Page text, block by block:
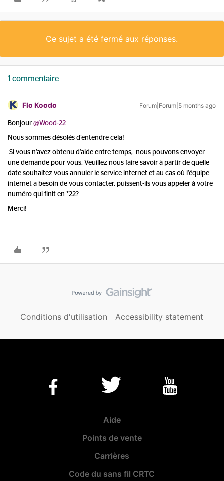
Ce sujet a été fermé aux réponses.
1 commentaire
Flo Koodo Forum|Forum|5 months ago
Bonjour ​ @Wood-22
Nous sommes désolés d’entendre cela!
Si vous n’avez obtenu d’aide entre temps, nous pouvons envoyer
une demande pour vous. Veuillez nous faire savoir à partir de quelle
date souhaitez vous annuler le service internet et au cas où l’équipe
internet a besoin de vous contacter, puissent-ils vous appeler à votre
numéro qui finit en *22?
Merci!
Conditions d'utilisation Accessibility statement
Aide
Points de vente
Carrières
Code du sans fil CRTC